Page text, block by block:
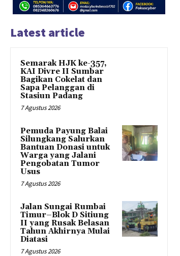
Latest article
Semarak HJK ke-357,
KAI Divre II Sumbar
Bagikan Cokelat dan
Sapa Pelanggan di
Stasiun Padang
7 Agustus 2026
Pemuda Payung Balai
Silungkang Salurkan
Bantuan Donasi untuk
Warga yang Jalani
Pengobatan Tumor
Usus
7 Agustus 2026
Jalan Sungai Rumbai
Timur–Blok D Sitiung
II yang Rusak Belasan
Tahun Akhirnya Mulai
Diatasi
7 Agustus 2026